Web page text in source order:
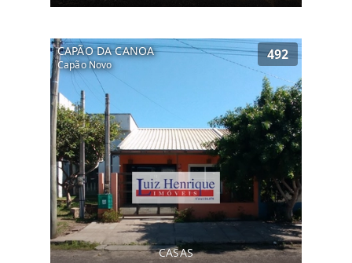
CAPÃO DA CANOA
Capão Novo
492
CASAS